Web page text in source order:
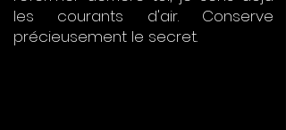
les courants d'air. Conserve
précieusement le secret.